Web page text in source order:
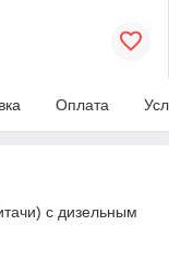
Оплата
с дизельным